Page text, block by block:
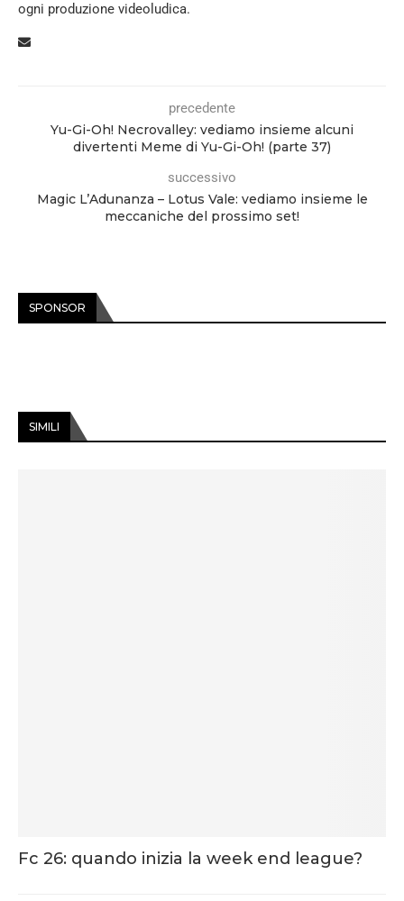
ogni produzione videoludica.
precedente
Yu-Gi-Oh! Necrovalley: vediamo insieme alcuni
divertenti Meme di Yu-Gi-Oh! (parte 37)
successivo
Magic L’Adunanza – Lotus Vale: vediamo insieme le
meccaniche del prossimo set!
SPONSOR
SIMILI
Fc 26: quando inizia la week end league?